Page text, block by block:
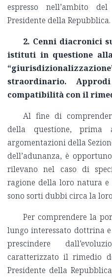
espresso nell’ambito
Presidente della Repubblica.
2. Cenni diacronici
istituti in questione
straordinario.
compatibilità con il
Al fine di
della questione, prima
argomentazioni della
dell’adunanza, è
rilevano nel caso di
ragione della loro natura e
sono sorti dubbi circa la
Per comprendere la
lungo interessato dottrina
prescindere
caratterizzato il rimedio
Presidente della